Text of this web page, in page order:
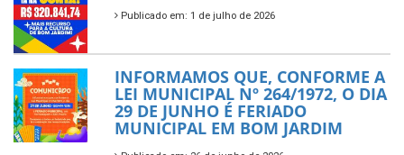
Publicado em: 1 de julho de 2026
INFORMAMOS QUE, CONFORME A
LEI MUNICIPAL Nº 264/1972, O DIA
29 DE JUNHO É FERIADO
MUNICIPAL EM BOM JARDIM